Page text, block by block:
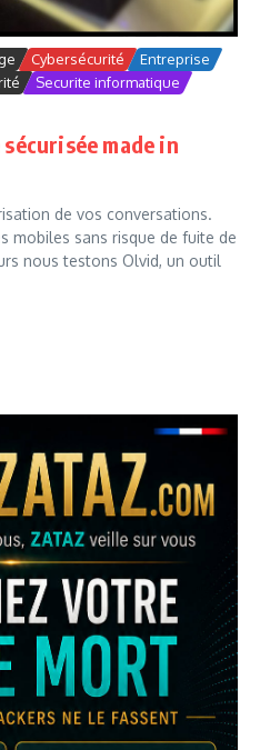
Cybersécurité
Entreprise
Securite informatique
made in
de vos conversations.
mobiles sans risque de fuite de
nous testons Olvid, un outil